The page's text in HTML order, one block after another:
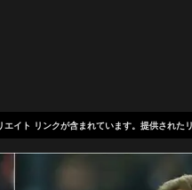
エイト リンクが含まれています。提供された